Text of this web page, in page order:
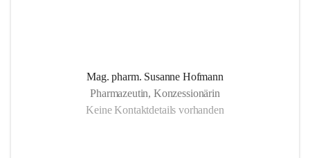
Mag. pharm. Susanne Hofmann
Pharmazeutin, Konzessionärin
Keine Kontaktdetails vorhanden